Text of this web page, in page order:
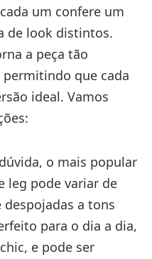
um confere um
de look distintos.
a peça tão
que cada
ideal. Vamos
o mais popular
leg pode variar de
despojadas a tons
para o dia a dia,
e pode ser